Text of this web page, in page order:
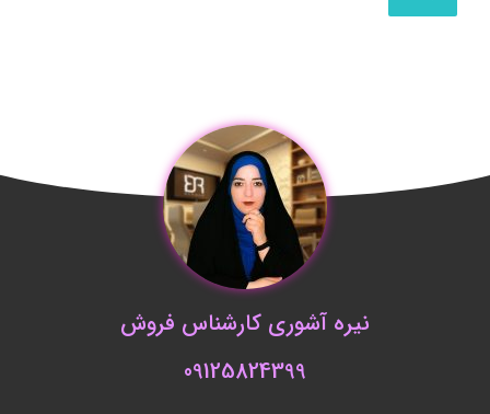
نیره آشوری کارشناس فروش
09125824399